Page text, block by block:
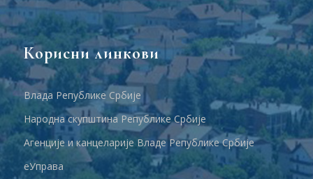
Корисни линкови
Влада Републике Србије
Народна скупштина Републике Србије
Агенције и канцеларије Владе Републике Србије
еУправа